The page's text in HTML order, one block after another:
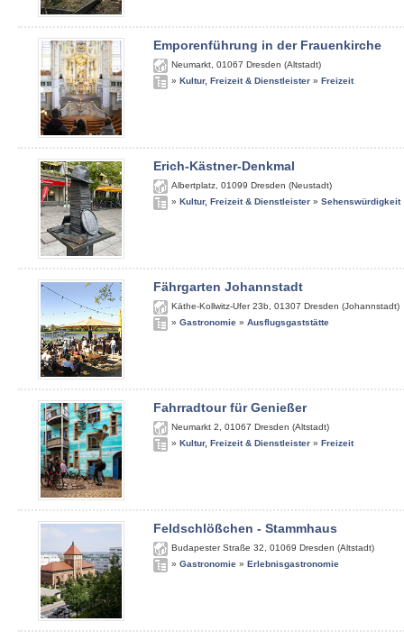
Emporenführung in der Frauenkirche
Neumarkt 01067 Dresden (Altstadt)
» Kultur, Freizeit & Dienstleister » Freizeit
Erich-Kästner-Denkmal
Albertplatz 01099 Dresden (Neustadt)
» Kultur, Freizeit & Dienstleister » Sehenswürdigkeit
Fährgarten Johannstadt
Käthe-Kollwitz-Ufer 23b 01307 Dresden (Johannstadt)
» Gastronomie » Ausflugsgaststätte
Fahrradtour für Genießer
Neumarkt 2 01067 Dresden (Altstadt)
» Kultur, Freizeit & Dienstleister » Freizeit
Feldschlößchen - Stammhaus
Budapester Straße 32 01069 Dresden (Altstadt)
» Gastronomie » Erlebnisgastronomie